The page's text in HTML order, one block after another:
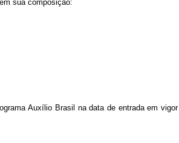
sua composição:
Auxílio Brasil na data de entrada em